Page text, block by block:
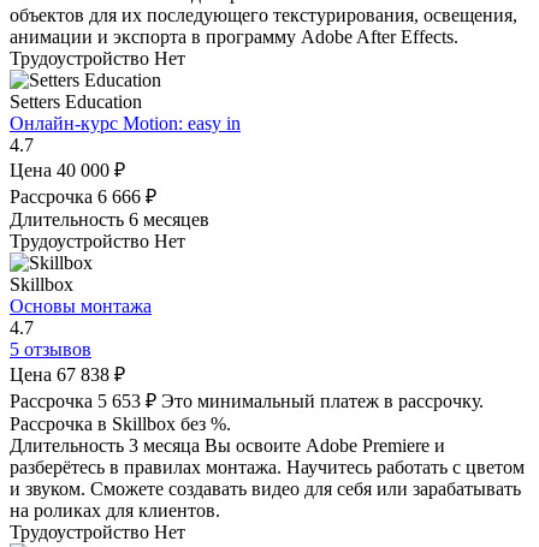
объектов для их последующего текстурирования, освещения,
анимации и экспорта в программу Adobe After Effects.
Трудоустройство Нет
Setters Education
Онлайн-курс Motion: easy in
4.7
Цена 40 000 ₽
Рассрочка 6 666 ₽
Длительность 6 месяцев
Трудоустройство Нет
Skillbox
Основы монтажа
4.7
5 отзывов
Цена 67 838 ₽
Рассрочка 5 653 ₽ Это минимальный платеж в рассрочку.
Рассрочка в Skillbox без %.
Длительность 3 месяца Вы освоите Adobe Premiere и
разберётесь в правилах монтажа. Научитесь работать с цветом
и звуком. Сможете создавать видео для себя или зарабатывать
на роликах для клиентов.
Трудоустройство Нет